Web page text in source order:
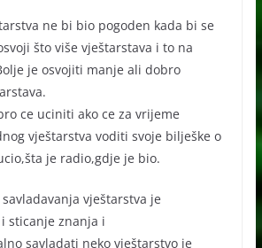
ne bi bio pogoden kada bi se
što više vještarstava i to na
je osvojiti manje ali dobro
ce uciniti ako ce za vrijeme
vještarstva voditi svoje bilješke o
je radio,gdje je bio.
vještarstva je
sticanje znanja i
savladati neko vještarstvo je